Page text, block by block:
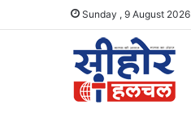
Sunday , 9 August 2026